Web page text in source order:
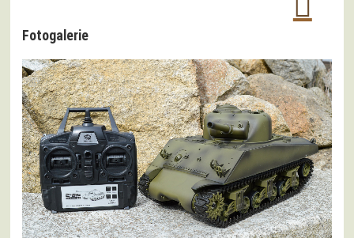
Fotogalerie